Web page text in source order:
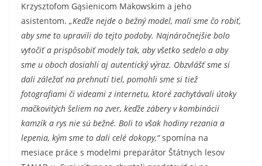
Krzysztofom Gąsienicom Makowskim a jeho
asistentom. „Keďže nejde o bežný model, mali sme čo robiť,
aby sme to upravili do tejto podoby. Najnáročnejšie bolo
vytočiť a prispôsobiť modely tak, aby všetko sedelo a aby
sme u oboch dosiahli aj autentický výraz. Obzvlášť sme si
dali záležať na prehnutí tiel, pomohli sme si tiež
fotografiami či videami z internetu, ktoré zachytávali útoky
mačkovitých šeliem na zver, keďže zábery v kombinácii
kamzík a rys nie sú bežné. Boli to však hodiny rezania a
lepenia, kým sme to dali celé dokopy,“spomína na
mesiace práce s modelmi preparátor Štátnych lesov